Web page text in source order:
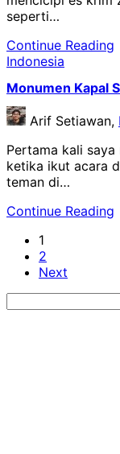
seperti…
Continue Reading
Indonesia
Monumen Kapal
Arif Setiawan,
Pertama kali saya
ketika ikut acara
teman di…
Continue Reading
1
2
Next